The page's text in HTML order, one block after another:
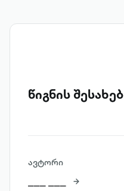
წიგნის შესახებ
ავტორი